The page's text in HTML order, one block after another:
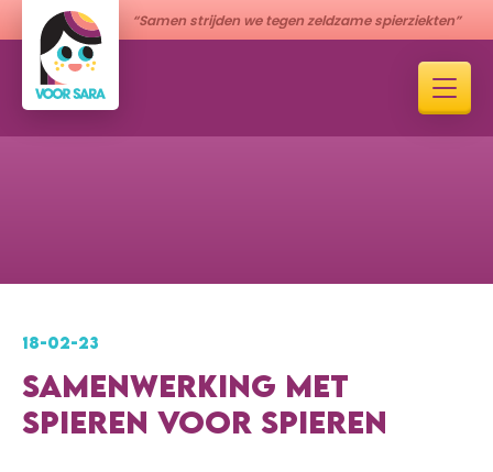
“Samen strijden we tegen zeldzame spierziekten”
18-02-23
SAMENWERKING MET
SPIEREN VOOR SPIEREN